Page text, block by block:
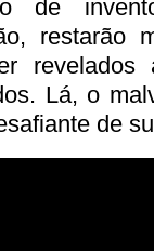
de
restarão
Lá, o
de